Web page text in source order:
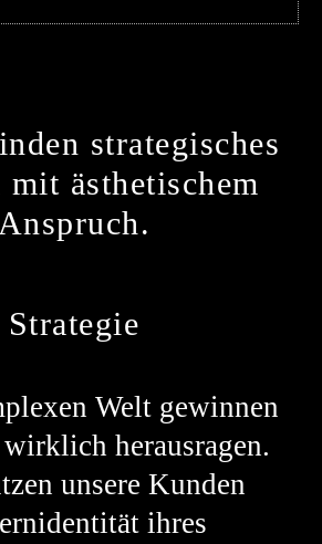
strategisches
mit ästhetischem
Anspruch.
Strategie
Welt gewinnen
herausragen.
unsere Kunden
ihres